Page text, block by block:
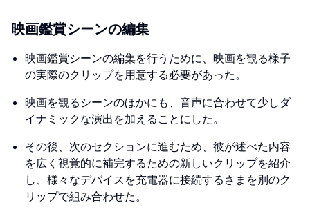
映画鑑賞シーンの編集
映画鑑賞シーンの編集を行うために、映画を観る様子
の実際のクリップを用意する必要があった。
映画を観るシーンのほかにも、音声に合わせて少しダ
イナミックな演出を加えることにした。
その後、次のセクションに進むため、彼が述べた内容
を広く視覚的に補完するための新しいクリップを紹介
し、様々なデバイスを充電器に接続するさまを別のク
リップで組み合わせた。